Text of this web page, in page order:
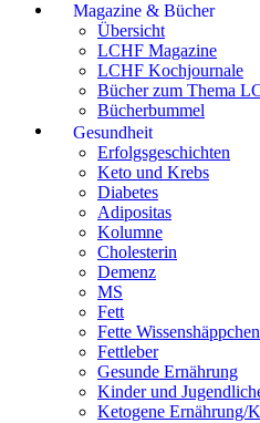
Magazine & Bücher
Übersicht
LCHF Magazine
LCHF Kochjournale
Bücher zum Thema
Bücherbummel
Gesundheit
Erfolgsgeschichten
Keto und Krebs
Diabetes
Adipositas
Kolumne
Cholesterin
Demenz
MS
Fett
Fette Wissenshäppchen
Fettleber
Gesunde Ernährung
Kinder und
Ketogene Ernährung/